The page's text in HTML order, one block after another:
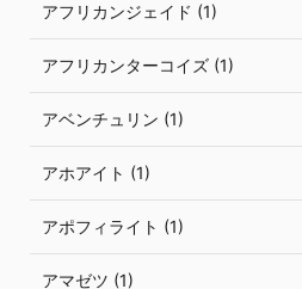
アフリカンジェイド (1)
アフリカンターコイズ (1)
アベンチュリン (1)
アホアイト (1)
アポフィライト (1)
アマゼツ (1)